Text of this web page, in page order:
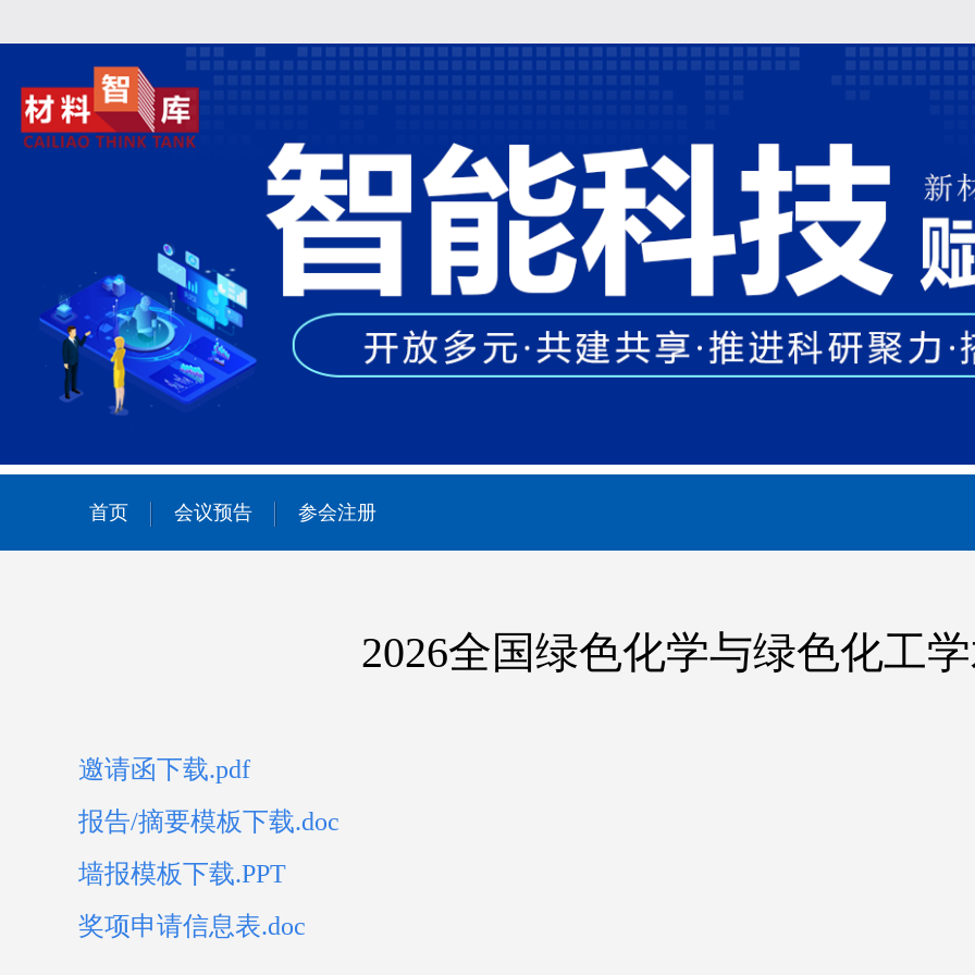
首页 会议预告 参会注册
2026全国绿色化学与绿色化工
邀请函下载.pdf
报告/摘要模板下载.doc
墙报模板下载.PPT
奖项申请信息表.doc